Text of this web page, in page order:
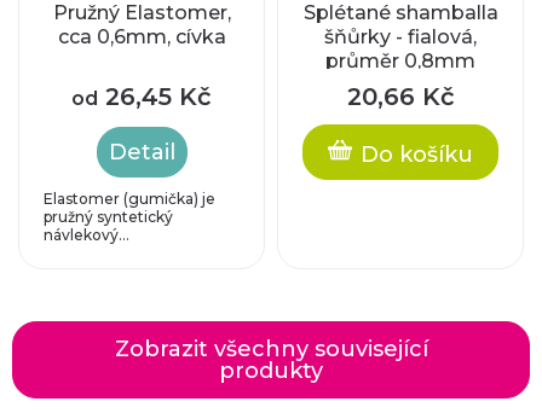
Pružný Elastomer,
cca 0,6mm, cívka
od 26,45 Kč
Detail
Elastomer (gumička) je
pružný syntetický
návlekový...
Splétané shamballa
šňůrky - fialová,
průměr 0,8mm
20,66 Kč
Do košíku
Zobrazit všechny související
produkty